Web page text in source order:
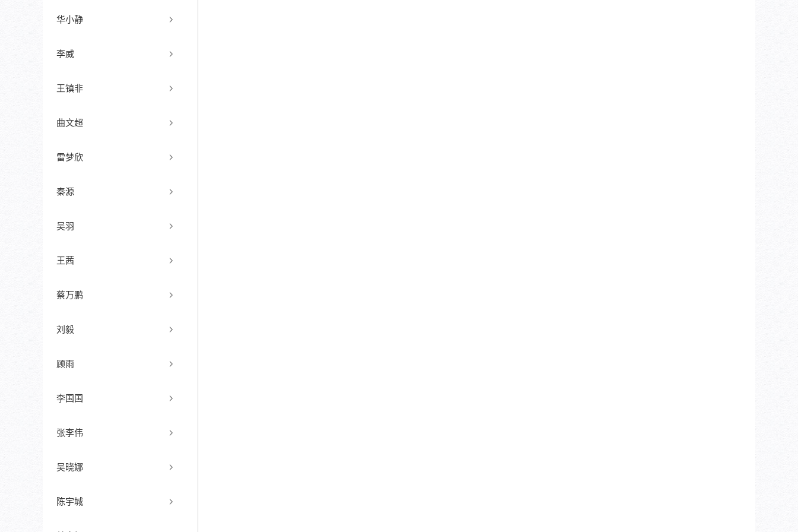
华小静
李威
王镇非
曲文超
雷梦欣
秦源
吴羽
王茜
蔡万鹏
刘毅
顾雨
李国国
张李伟
吴晓娜
陈宇城